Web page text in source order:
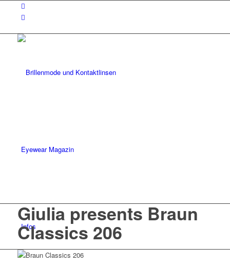
Eyewear Magazin
Infos
Giulia presents Braun
Classics 206